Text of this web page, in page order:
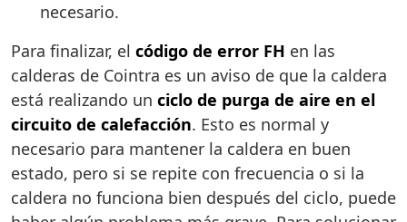
necesario.
Para finalizar, el código de error FH en las
calderas de Cointra es un aviso de que la caldera
está realizando un ciclo de purga de aire en el
circuito de calefacción. Esto es normal y
necesario para mantener la caldera en buen
estado, pero si se repite con frecuencia o si la
caldera no funciona bien después del ciclo, puede